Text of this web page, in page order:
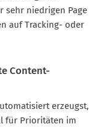
sehr niedrigen Page
auf Tracking- oder
Content-
erzeugst,
für Prioritäten im